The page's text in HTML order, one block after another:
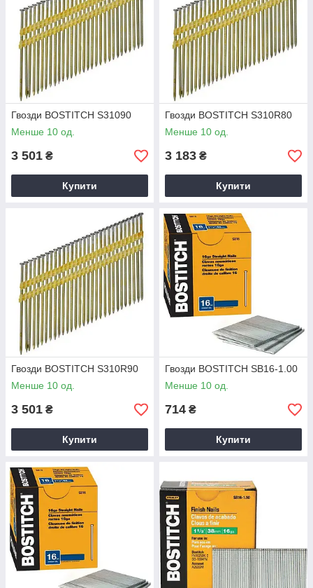
Гвозди BOSTITCH S31090
Менше 10 од.
3 501 ₴
Купити
Гвозди BOSTITCH S310R80
Менше 10 од.
3 183 ₴
Купити
Гвозди BOSTITCH S310R90
Менше 10 од.
3 501 ₴
Купити
Гвозди BOSTITCH SB16-1.00
Менше 10 од.
714 ₴
Купити